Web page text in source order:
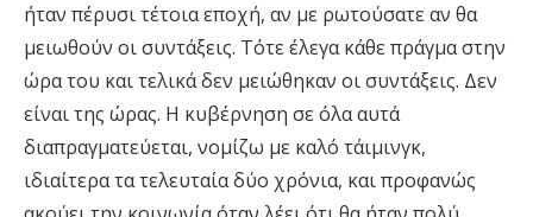
ήταν πέρυσι τέτοια εποχή, αν με ρωτούσατε αν θα
μειωθούν οι συντάξεις. Τότε έλεγα κάθε πράγμα στην
ώρα του και τελικά δεν μειώθηκαν οι συντάξεις. Δεν
είναι της ώρας. Η κυβέρνηση σε όλα αυτά
διαπραγματεύεται, νομίζω με καλό τάιμινγκ,
ιδιαίτερα τα τελευταία δύο χρόνια, και προφανώς